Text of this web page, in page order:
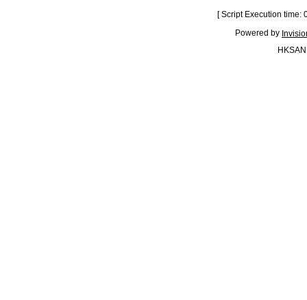
[ Script Execution
Powered by